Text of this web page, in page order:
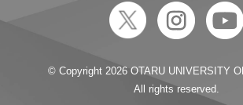
© Copyright 2026 OTARU UNIVERSITY
All rights reserved.